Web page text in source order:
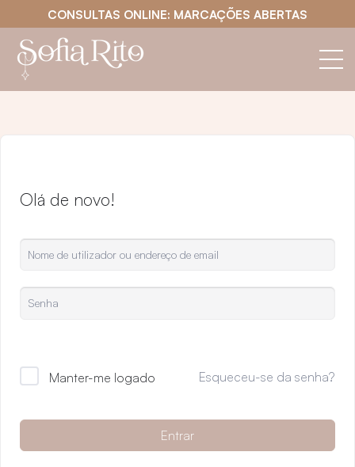
CONSULTAS ONLINE: MARCAÇÕES ABERTAS
Olá de novo!
Manter-me logado Esqueceu-se da senha?
Entrar